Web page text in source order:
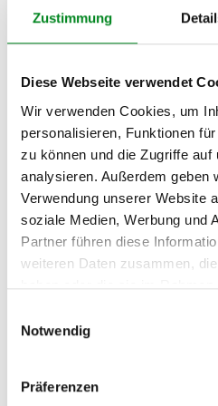
Zustimmung
Diese Webseite verwendet
Wir verwenden Cookies, um
personalisieren, Funktionen
zu können und die Zugriffe auf
analysieren. Außerdem geben
Verwendung unserer Website
soziale Medien, Werbung und
Partner führen diese
weiteren Daten zusammen,
haben oder die sie im
Notwendig
Präferenzen
Hersteller
Unternehmensname:
Adresse:
Am Wasserturm 55, Coesfeld,
E-Mail:
info@tmc-turbo.de
Telefon:
02541/8483601
Lenkgetriebe und
Die Qualität und Lebensdauer